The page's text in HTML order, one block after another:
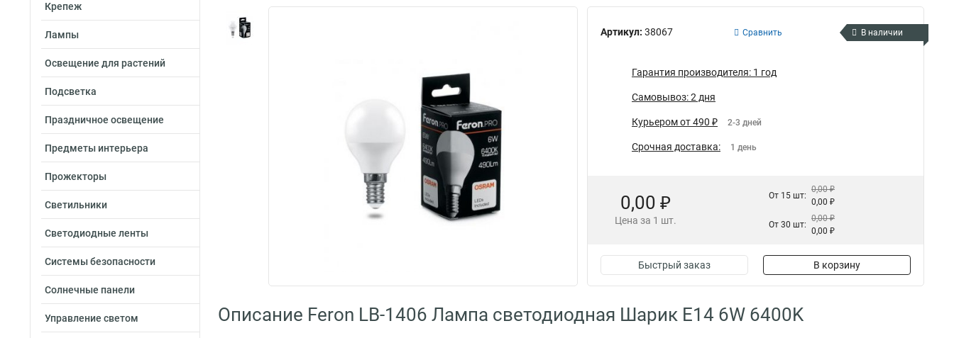
Крепеж
Лампы
Освещение для растений
Подсветка
Праздничное освещение
Предметы интерьера
Прожекторы
Светильники
Светодиодные ленты
Системы безопасности
Солнечные панели
Управление светом
Артикул: 38067 Сравнить В наличии
Гарантия производителя: 1 год
Самовывоз: 2 дня
Курьером от 490 ₽ 2-3 дней
Срочная доставка: 1 день
0,00 ₽
Цена за 1 шт.
От 15 шт:
0,00 ₽
0,00 ₽
От 30 шт:
0,00 ₽
0,00 ₽
Быстрый заказ В корзину
Описание Feron LB-1406 Лампа светодиодная Шарик E14 6W 6400K